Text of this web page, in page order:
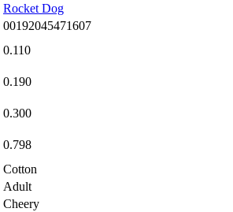
Rocket Dog
00192045471607
0.110
0.190
0.300
0.798
Cotton
Adult
Cheery